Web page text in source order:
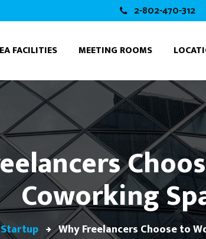
2-802-470-312
FACILITIES MEETING ROOMS
Coworking
Startup Why Freelancers Choose to